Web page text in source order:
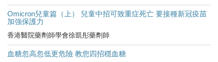
Omicron兒童篇（上） 兒童中招可致重症死亡 要接種新冠疫苗
加強保護力
香港醫院藥劑師學會徐凱彤藥劑師
血糖忽高忽低更危險 教您四招穩血糖